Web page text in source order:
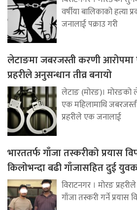
वर्षीया बालिकाको हत्या
जनालाई पक्राउ गरी
लेटाङमा जबरजस्ती करणी आरोपमा
प्रहरीले अनुसन्धान तीव्र बनायो
लेटाङ (मोरङ)। मोरङको
एक महिलामाथि
प्रहरीले एक जनालाई
भारततर्फ गाँजा तस्करीको प्रयास
किलोभन्दा बढी गाँजासहित दुई
विराटनगर । मोरङ
गाँजा तस्करी गर्ने प्रयास